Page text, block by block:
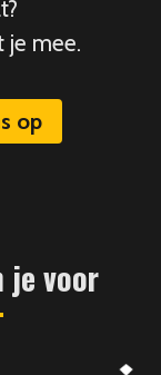
je mee.
op
je voor